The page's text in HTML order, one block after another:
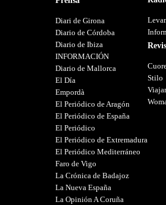
Diari de Girona
Diario de Córdoba
Diario de Ibiza
INFORMACIÓN
Diario de Mallorca
El Día
Empordà
El Periódico de Aragón
El Periódico de España
El Periódico
El Periódico de Extremadura
El Periódico Mediterráneo
Faro de Vigo
La Crónica de Badajoz
La Nueva España
La Opinión A Coruña
Stilo
Viajar